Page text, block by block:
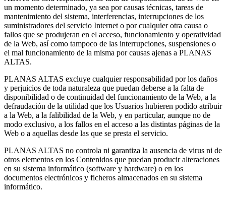
un momento determinado, ya sea por causas técnicas, tareas de
mantenimiento del sistema, interferencias, interrupciones de los
suministradores del servicio Internet o por cualquier otra causa o
fallos que se produjeran en el acceso, funcionamiento y operatividad
de la Web, así como tampoco de las interrupciones, suspensiones o
el mal funcionamiento de la misma por causas ajenas a PLANAS
ALTAS.
PLANAS ALTAS excluye cualquier responsabilidad por los daños
y perjuicios de toda naturaleza que puedan deberse a la falta de
disponibilidad o de continuidad del funcionamiento de la Web, a la
defraudación de la utilidad que los Usuarios hubieren podido atribuir
a la Web, a la falibilidad de la Web, y en particular, aunque no de
modo exclusivo, a los fallos en el acceso a las distintas páginas de la
Web o a aquellas desde las que se presta el servicio.
PLANAS ALTAS no controla ni garantiza la ausencia de virus ni de
otros elementos en los Contenidos que puedan producir alteraciones
en su sistema informático (software y hardware) o en los
documentos electrónicos y ficheros almacenados en su sistema
informático.